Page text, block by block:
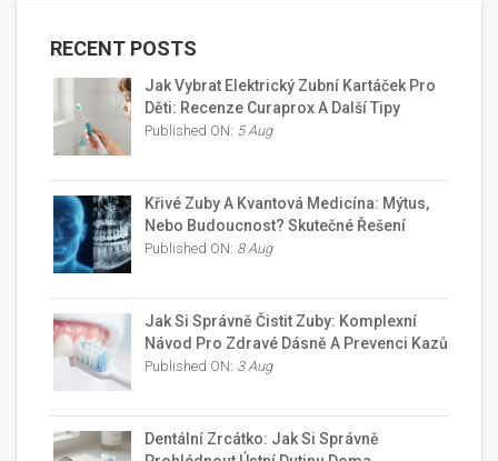
RECENT POSTS
Jak Vybrat Elektrický Zubní Kartáček Pro
Děti: Recenze Curaprox A Další Tipy
Published ON: 5 Aug
Křivé Zuby A Kvantová Medicína: Mýtus,
Nebo Budoucnost? Skutečné Řešení
Published ON: 8 Aug
Jak Si Správně Čistit Zuby: Komplexní
Návod Pro Zdravé Dásně A Prevenci Kazů
Published ON: 3 Aug
Dentální Zrcátko: Jak Si Správně